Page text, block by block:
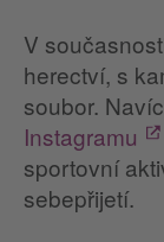
V
herectví, s
soubor.
Instagramu
sportovní
sebepřijetí.